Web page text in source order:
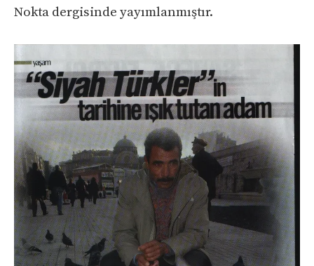
Nokta dergisinde yayımlanmıştır.